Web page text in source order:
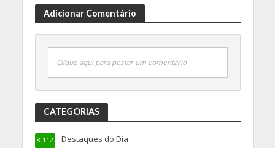
Adicionar Comentário
Clique aqui para postar um comentário
CATEGORIAS
Destaques do Dia
8.112